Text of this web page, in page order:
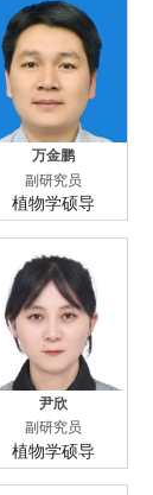
万金鹏
副研究员
植物学硕导
尹欣
副研究员
植物学硕导